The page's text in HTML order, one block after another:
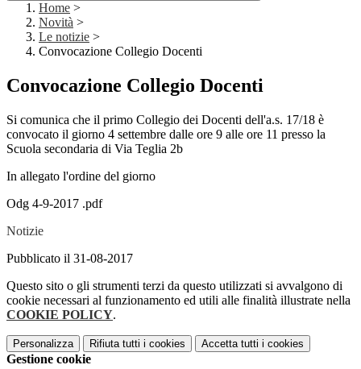
Home >
Novità >
Le notizie >
Convocazione Collegio Docenti
Convocazione Collegio Docenti
Si comunica che il primo Collegio dei Docenti dell'a.s. 17/18 è
convocato il giorno 4 settembre dalle ore 9 alle ore 11 presso la
Scuola secondaria di Via Teglia 2b
In allegato l'ordine del giorno
Odg 4-9-2017 .pdf
Notizie
Pubblicato il 31-08-2017
Questo sito o gli strumenti terzi da questo utilizzati si avvalgono di
cookie necessari al funzionamento ed utili alle finalità illustrate nella
COOKIE POLICY.
Personalizza Rifiuta tutti i cookies Accetta tutti i cookies
Gestione cookie